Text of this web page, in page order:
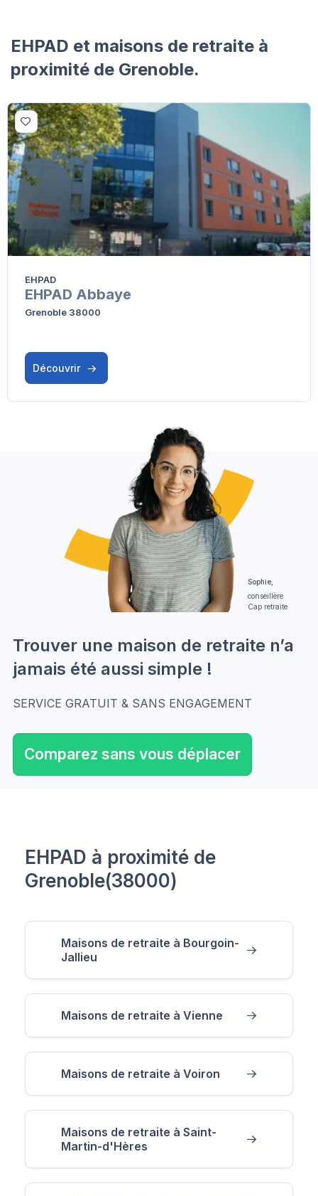
EHPAD et maisons de retraite à
proximité de Grenoble.
EHPAD
EHPAD Abbaye
Grenoble 38000
Découvrir
Sophie,
conseillère
Cap retraite
Trouver une maison de retraite n’a
jamais été aussi simple !
SERVICE GRATUIT & SANS ENGAGEMENT
Comparez sans vous déplacer
EHPAD à proximité de
Grenoble(38000)
Maisons de retraite à Bourgoin-
Jallieu
Maisons de retraite à Vienne
Maisons de retraite à Voiron
Maisons de retraite à Saint-
Martin-d'Hères